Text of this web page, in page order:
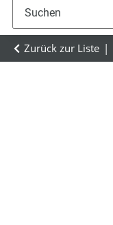
Zurück zur Liste